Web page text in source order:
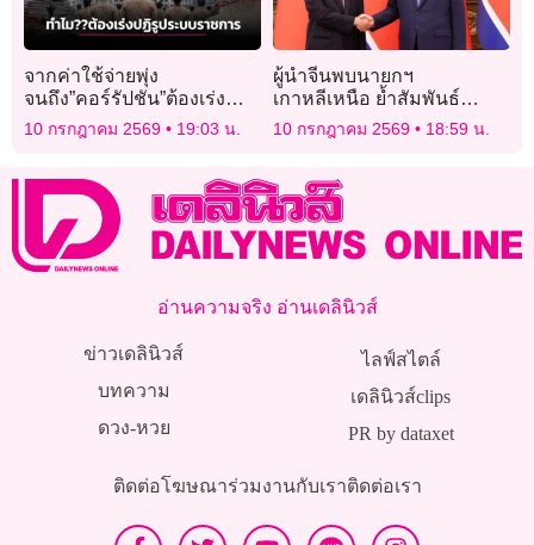
จากค่าใช้จ่ายพุ่ง
จนถึง”คอร์รัปชัน”ต้องเร่ง
ปฏิรูประบบราชการ
10 กรกฎาคม 2569 19:03 น.
ผู้นำจีนพบนายกฯ
เกาหลีเหนือ ย้ำสัมพันธ์
แน่นแฟ้นครบรอบ 65 ปีสนธิ
สัญญา
10 กรกฎาคม 2569 18:59 น.
อ่านความจริง อ่านเดลินิวส์
ข่าวเดลินิวส์
บทความ
ดวง-หวย
ไลฟ์สไตล์
เดลินิวส์clips
PR by dataxet
ติดต่อโฆษณาร่วมงานกับเราติดต่อเรา